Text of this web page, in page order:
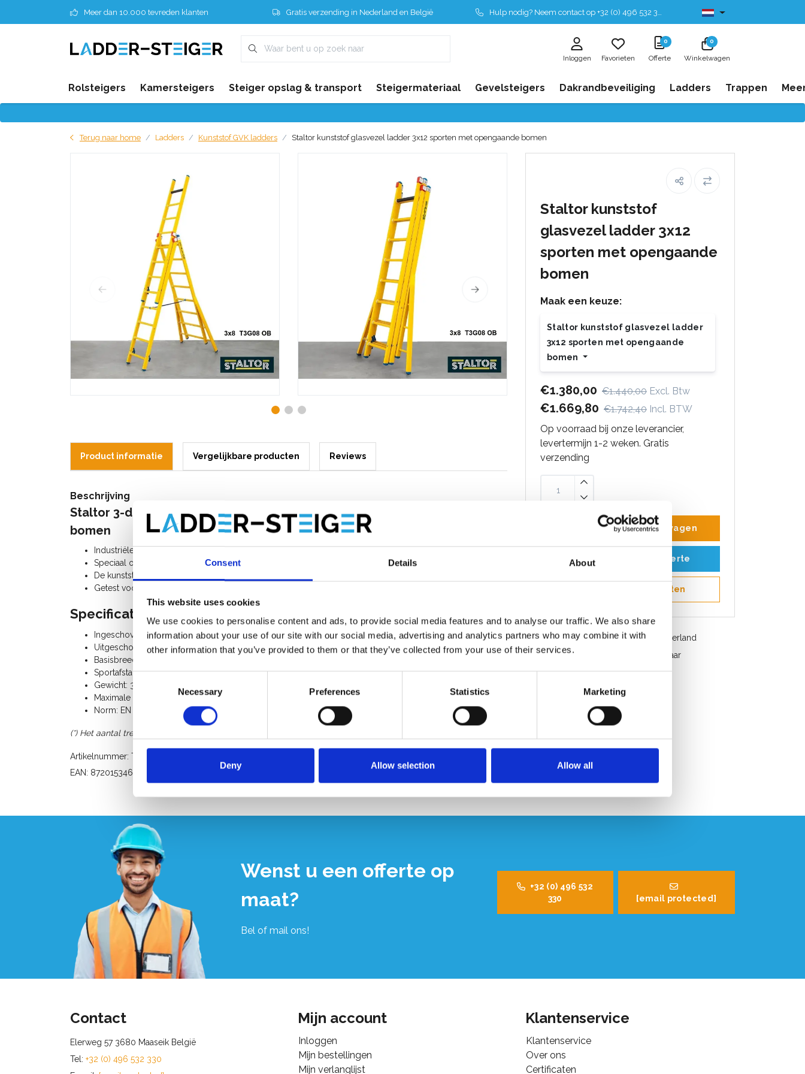
Consent Details About
This website uses cookies
We use cookies to personalise content and ads, to provide social media features and to analyse our traffic. We also share
information about your use of our site with our social media, advertising and analytics partners who may combine it with
other information that you’ve provided to them or that they’ve collected from your use of their services.
Selection
Necessary Preferences Statistics Marketing
Deny Allow selection Allow all
Meer dan 10.000 tevreden klanten Gratis verzending in Nederland en België Hulp nodig? Neem contact op +32 (0) 496 532 330 Leverbaar uit voorraad
Inloggen Favorieten
0
Offerte
0
Winkelwagen
Rolsteigers Kamersteigers Steiger opslag & transport Steigermateriaal Gevelsteigers Dakrandbeveiliging Ladders Trappen
Terug naar home Ladders Kunststof GVK ladders Staltor kunststof glasvezel ladder 3x12 sporten met opengaande bomen
Staltor kunststof
glasvezel ladder 3x12
sporten met opengaande
bomen
Maak een keuze:
Staltor kunststof glasvezel ladder
3x12 sporten met opengaande
bomen
€1.380,00 €1.440,00 Excl. Btw
€1.669,80 €1.742,40 Incl. BTW
Op voorraad bij onze leverancier,
levertermijn 1-2 weken. Gratis
verzending
Toevoegen aan winkelwagen
Toevoegen aan offerte
Opslaan in favorieten
Gratis verzending in België en Nederland
Snelle service. Uit voorraad leverbaar
Professioneel advies
Klantbeoordeling 9,2/10
Product informatie Vergelijkbare producten Reviews
Beschrijving
Staltor 3-delige GVK ladder 3x12 sporten met verbrede basis opengaande
bomen
Industriële kunststof reformladder, kan gebruikt worden als schuifladder of in A-vorm.
Speciaal ontworpen voor de elektrische, chemische industrie en voedingsnijverheid.
De kunststof glasvezel ladder is voorzien van kunststof sporten diameter 27 mm.
Getest voor een gebruik bij 30.000 Volt.
Specificaties:
Ingeschoven lengte: 3,22 m
Uitgeschoven lengte: 7,22 m
Basisbreedte: 93 cm
Sportafstand: 25 cm
Gewicht: 33 Kg
Maximale belasting: 150 Kg
Norm: EN 131 - EN 61478 (30 kV)
(*) Het aantal treden op de afbeelding kan afwijken van dit artikel.
Artikelnummer: T3G12 OB
EAN: 8720153466561
Wenst u een offerte op
maat?
Bel of mail ons!
+32 (0) 496 532
330
[email protected]
Contact
Elerweg 57 3680 Maaseik België
Tel: +32 (0) 496 532 330
Mijn account
Inloggen
Mijn bestellingen
Mijn verlanglijst
Klantenservice
Klantenservice
Over ons
Certificaten